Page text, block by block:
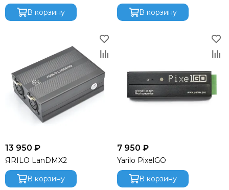
В корзину
В корзину
13 950 ₽
ЯRILO LanDMX2
В корзину
7 950 ₽
Yarilo PixelGO
В корзину